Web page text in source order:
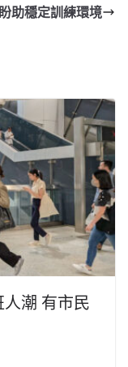
助穩定訓練環境
潮 有市民